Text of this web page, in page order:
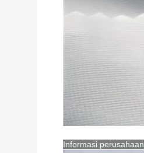
Informasi perusahaan